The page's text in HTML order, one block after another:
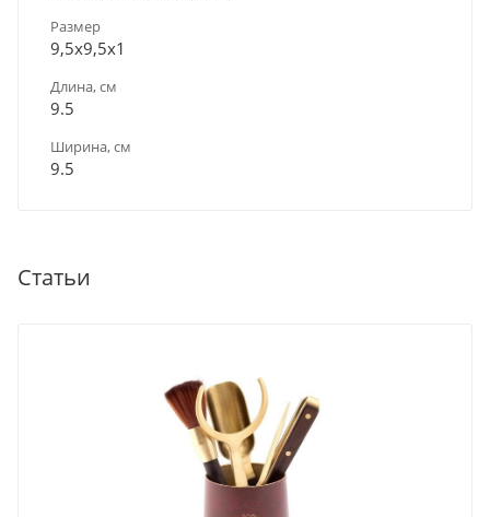
Размер
9,5х9,5х1
Длина, см
9.5
Ширина, см
9.5
Статьи